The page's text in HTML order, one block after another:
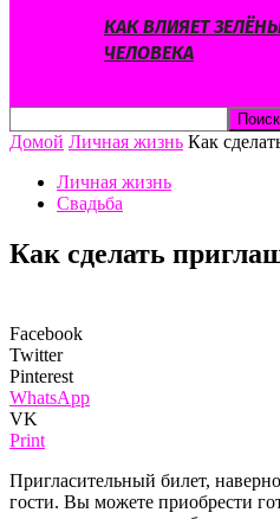
КАК ВЛИЯЕТ
ЧЕЛОВЕКА
Домой Личная жизнь Как
Личная жизнь
Свадьба
Как сделать
Facebook
Twitter
Pinterest
WhatsApp
VK
Print
Пригласительный билет,
гости. Вы можете приобрести